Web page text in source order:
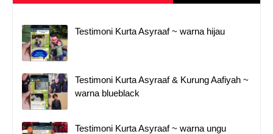
Testimoni Kurta Asyraaf ~ warna hijau
Testimoni Kurta Asyraaf & Kurung Aafiyah ~
warna blueblack
Testimoni Kurta Asyraaf ~ warna ungu